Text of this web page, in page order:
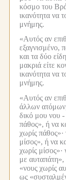
κόσμο του
ικανότητα να
μνήμης.
«Αυτός αν
εξαγνισμένο,
και τα δύο
μακριά είτε
ικανότητα να
μνήμης.
«Αυτός αν
άλλων ατόμων,
δικό μου νου -
πάθος», ή να
χωρίς
μίσος», ή να
χωρίς
με
«νους χωρίς
ως